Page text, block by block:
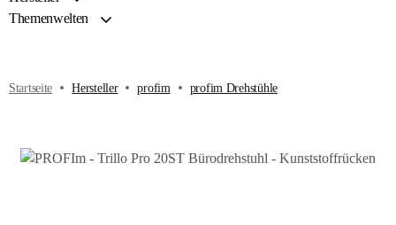
Themenwelten
Startseite Hersteller profim profim Drehstühle